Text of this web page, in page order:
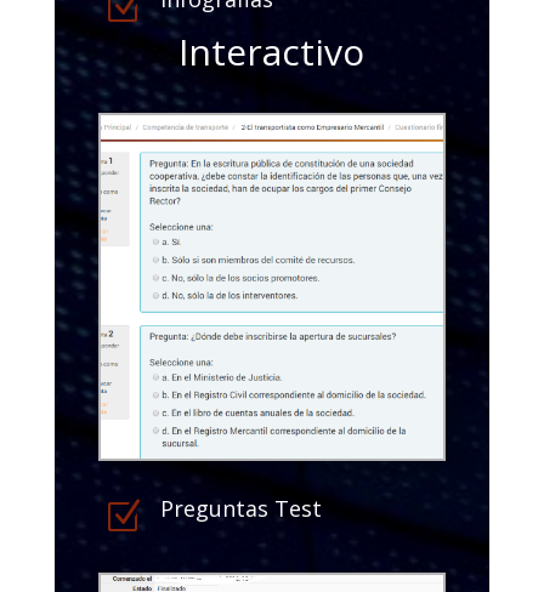
Interactivo
Z Preguntas Test